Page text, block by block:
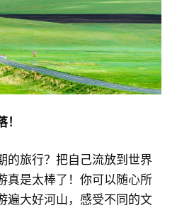
！
的旅行？把自己流放到世界
真是太棒了！你可以随心所
遍大好河山，感受不同的文